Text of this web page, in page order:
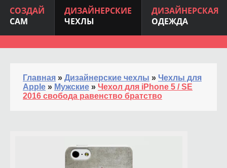
СОЗДАЙ
САМ
ДИЗАЙНЕРСКИЕ
ЧЕХЛЫ
ДИЗАЙНЕРСКАЯ
ОДЕЖДА
Главная » Дизайнерские чехлы » Чехлы для
Apple » Мужские » Чехол для iPhone 5 / SE
2016 свобода равенство братство